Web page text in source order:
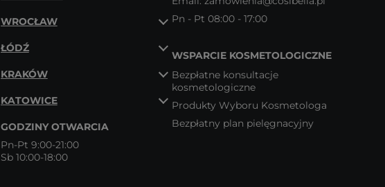
WROCŁAW
ŁÓDŹ
KRAKÓW
KATOWICE
GODZINY OTWARCIA
Pn-Pt 9:00-21:00
Sb 10:00-18:00
Pn - Pt 08:00 - 17:00
WSPARCIE KOSMETOLOGICZNE
Bezpłatne konsultacje
kosmetologiczne
Produkty Wyboru Kosmetologa
Bezpłatny plan pielęgnacyjny